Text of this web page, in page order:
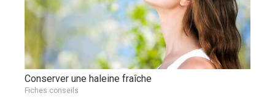
Conserver une haleine fraîche
Fiches conseils